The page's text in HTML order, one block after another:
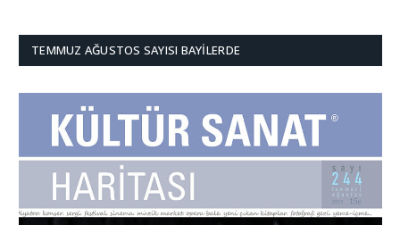
TEMMUZ AĞUSTOS SAYISI BAYILERDE